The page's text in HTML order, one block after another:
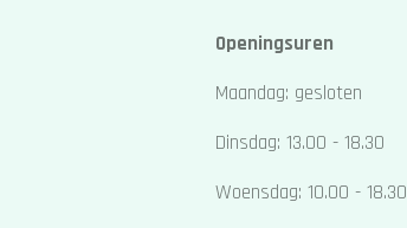
Openingsuren
Maandag: gesloten
Dinsdag: 13.00 - 18.30
Woensdag: 10.00 - 18.30